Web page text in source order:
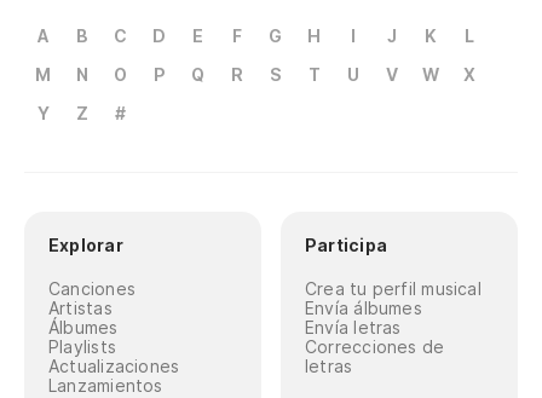
A B C D E F G H I J K
L
M
N O P Q R S T U V W
X
Y
Z #
Explorar
Canciones
Artistas
Álbumes
Playlists
Actualizaciones
Lanzamientos
Participa
Crea tu perfil musical
Envía álbumes
Envía letras
Correcciones de
letras